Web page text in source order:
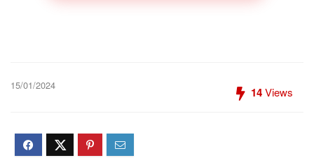
15/01/2024 14Views